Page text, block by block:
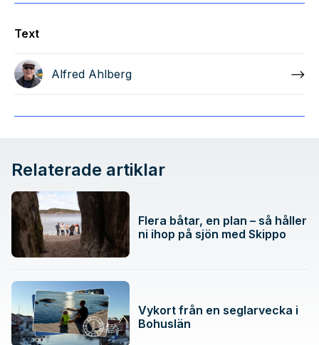
Text
Alfred Ahlberg
Relaterade artiklar
Flera båtar, en plan – så håller
ni ihop på sjön med Skippo
Vykort från en seglarvecka i
Bohuslän